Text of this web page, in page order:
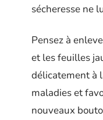
sécheresse ne
Pensez à
et les feuilles
délicatement à
maladies et
nouveaux